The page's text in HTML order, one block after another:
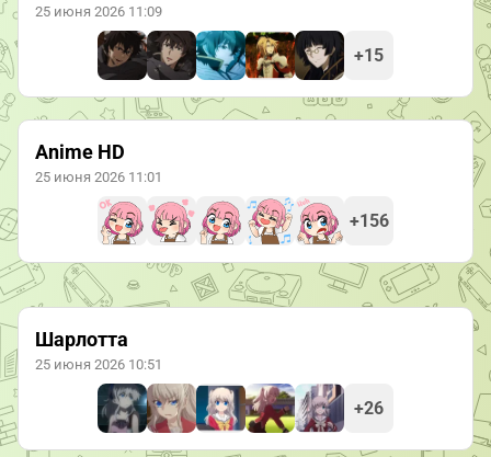
25 июня 2026 11:09
+15
Anime HD
25 июня 2026 11:01
+156
Шарлотта
25 июня 2026 10:51
+26